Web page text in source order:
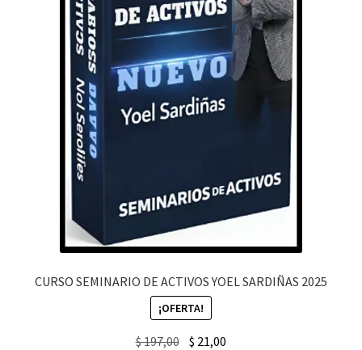
CURSO SEMINARIO DE ACTIVOS YOEL SARDIÑAS 2025
¡OFERTA!
$197,00 Original
$ 21,00